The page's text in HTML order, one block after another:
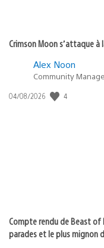
Crimson Moon s’attaque
Alex Noon
Community
Date
04/08/2026 4
Compte rendu de Beast of
parades et le plus mignon